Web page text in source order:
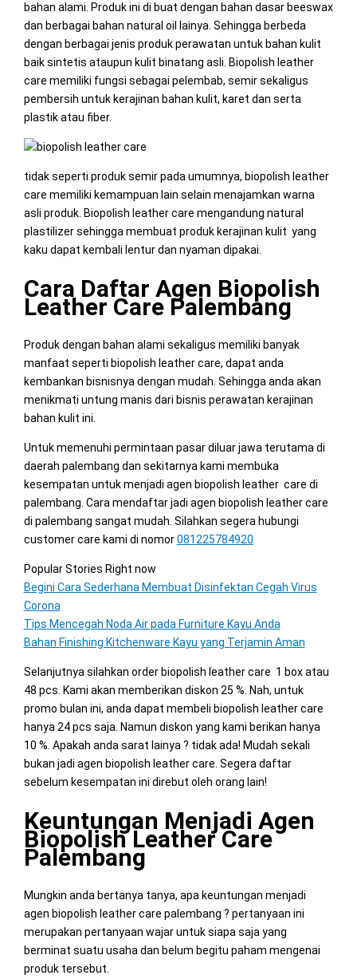
bahan alami. Produk ini di buat dengan bahan dasar beeswax
dan berbagai bahan natural oil lainya. Sehingga berbeda
dengan berbagai jenis produk perawatan untuk bahan kulit
baik sintetis ataupun kulit binatang asli. Biopolish leather
care memiliki fungsi sebagai pelembab, semir sekaligus
pembersih untuk kerajinan bahan kulit, karet dan serta
plastik atau fiber.
tidak seperti produk semir pada umumnya, biopolish leather
care memiliki kemampuan lain selain menajamkan warna
asli produk. Biopolish leather care mengandung natural
plastilizer sehingga membuat produk kerajinan kulit yang
kaku dapat kembali lentur dan nyaman dipakai.
Cara Daftar Agen Biopolish
Leather Care Palembang
Produk dengan bahan alami sekaligus memiliki banyak
manfaat seperti biopolish leather care, dapat anda
kembankan bisnisnya dengan mudah. Sehingga anda akan
menikmati untung manis dari bisnis perawatan kerajinan
bahan kulit ini.
Untuk memenuhi permintaan pasar diluar jawa terutama di
daerah palembang dan sekitarnya kami membuka
kesempatan untuk menjadi agen biopolish leather care di
palembang. Cara mendaftar jadi agen biopolish leather care
di palembang sangat mudah. Silahkan segera hubungi
customer care kami di nomor081225784920
Popular Stories Right now
Begini Cara Sederhana Membuat Disinfektan Cegah Virus
Corona
Tips Mencegah Noda Air pada Furniture Kayu Anda
Bahan Finishing Kitchenware Kayu yang Terjamin Aman
Selanjutnya silahkan order biopolish leather care 1 box atau
48 pcs. Kami akan memberikan diskon 25 %. Nah, untuk
promo bulan ini, anda dapat membeli biopolish leather care
hanya 24 pcs saja. Namun diskon yang kami berikan hanya
10 %. Apakah anda sarat lainya ? tidak ada! Mudah sekali
bukan jadi agen biopolish leather care. Segera daftar
sebelum kesempatan ini direbut oleh orang lain!
Keuntungan Menjadi Agen
Biopolish Leather Care
Palembang
Mungkin anda bertanya tanya, apa keuntungan menjadi
agen biopolish leather care palembang ? pertanyaan ini
merupakan pertanyaan wajar untuk siapa saja yang
berminat suatu usaha dan belum begitu paham mengenai
produk tersebut.